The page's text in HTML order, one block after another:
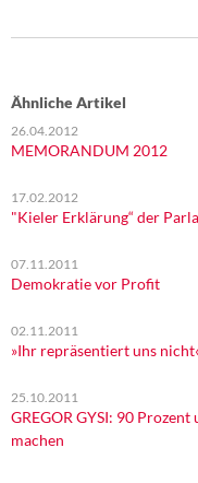
Ähnliche Artikel
26.04.2012
MEMORANDUM 2012
17.02.2012
"Kieler Erklärung“ der
07.11.2011
Demokratie vor Profit
02.11.2011
»Ihr repräsentiert uns
25.10.2011
GREGOR GYSI: 90
machen